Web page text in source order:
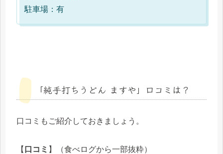
駐車場：有
「純手打ちうどん ますや」口コミは？
口コミもご紹介しておきましょう。
【 口コミ 】（食べログから一部抜粋）